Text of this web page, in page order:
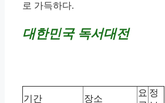
로 가득하다.
대한민국 독서대전
기간 장소
요 정